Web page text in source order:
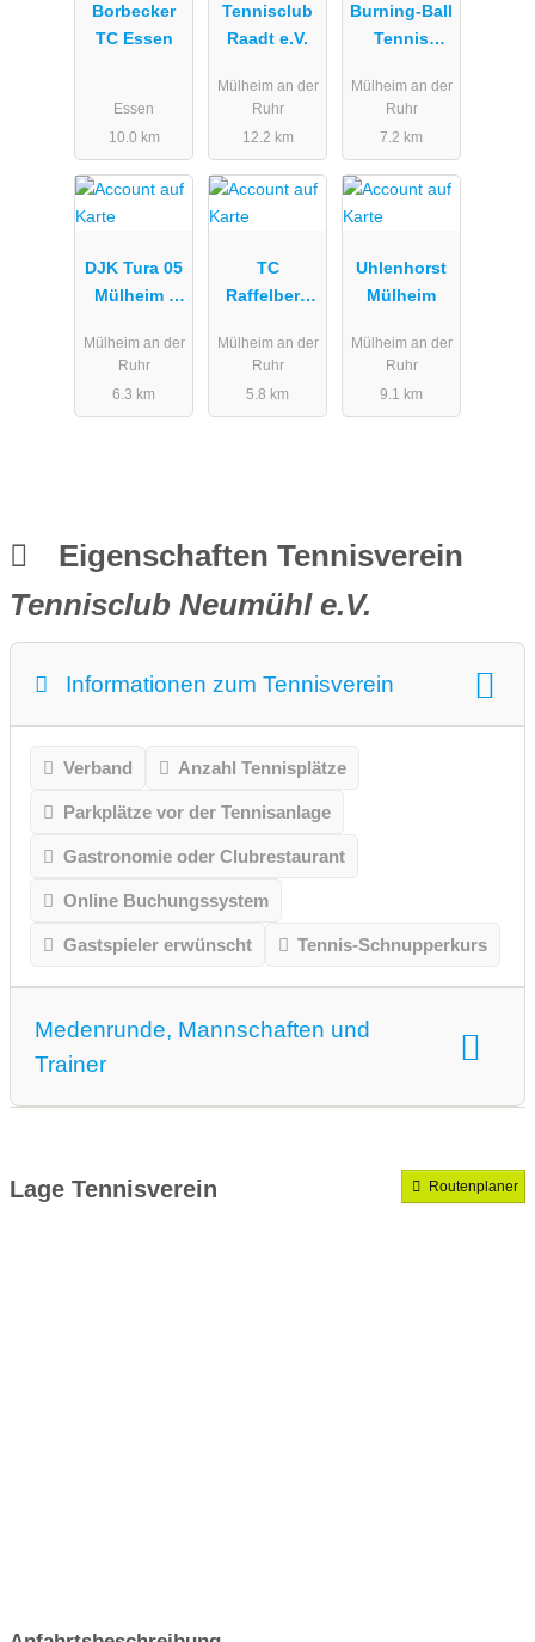
Borbecker
TC Essen
Essen
10.0 km
Tennisclub
Raadt e.V.
Mülheim an der
Ruhr
12.2 km
Burning-Ball
Tennis
Mülheim an
Mülheim an der
Ruhr
7.2 km
DJK Tura 05
Mülheim -
Badminton |
Breitensport
Mülheim an der
Ruhr
6.3 km
TC
Raffelberg
Mülheim an der
Ruhr
5.8 km
Uhlenhorst
Mülheim
Mülheim an der
Ruhr
9.1 km
Eigenschaften Tennisverein
Tennisclub Neumühl e.V.
Informationen zum Tennisverein
Verband Anzahl Tennisplätze
Parkplätze vor der Tennisanlage
Gastronomie oder Clubrestaurant
Online Buchungssystem
Gastspieler erwünscht Tennis-Schnupperkurs
Medenrunde, Mannschaften und
Trainer
Lage Tennisverein Routenplaner